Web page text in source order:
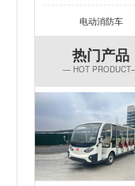
电动消防车
热门产品
— HOT